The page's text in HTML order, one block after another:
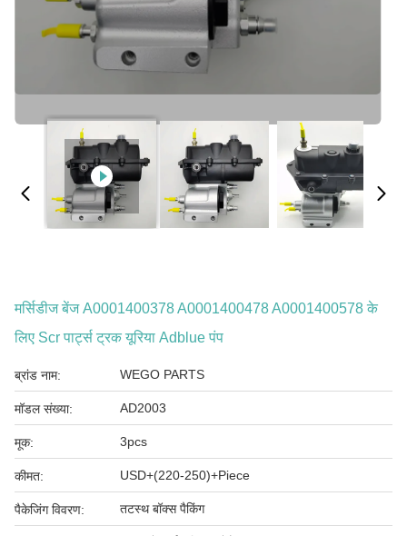
मर्सिडीज बेंज A0001400378 A0001400478 A0001400578 के
लिए Scr पार्ट्स ट्रक यूरिया Adblue पंप
ब्रांड नाम: WEGO PARTS
मॉडल संख्या: AD2003
मूक: 3pcs
कीमत: USD+(220-250)+Piece
पैकेजिंग विवरण: तटस्थ बॉक्स पैकिंग